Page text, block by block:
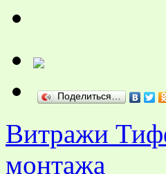
Поделиться…
Витражи
монтажа